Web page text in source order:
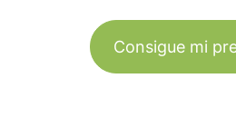
Consigue mi